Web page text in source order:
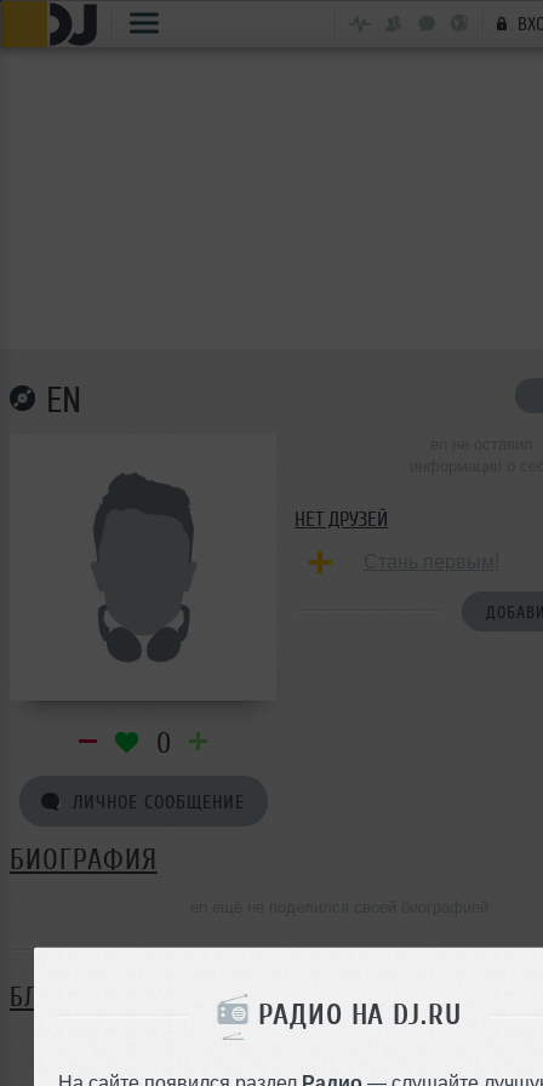
РАДИО НА DJ.RU
На сайте появился раздел Радио — слушайте
EN
0
ЛИЧНОЕ СООБЩЕНИЕ
НЕТ ДРУЗЕЙ
БИОГРАФИЯ
БЛОГ